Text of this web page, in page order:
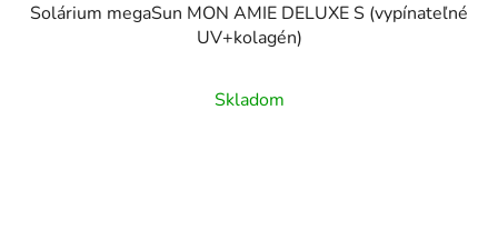
Solárium megaSun MON AMIE DELUXE S (vypínateľné
UV+kolagén)
Skladom